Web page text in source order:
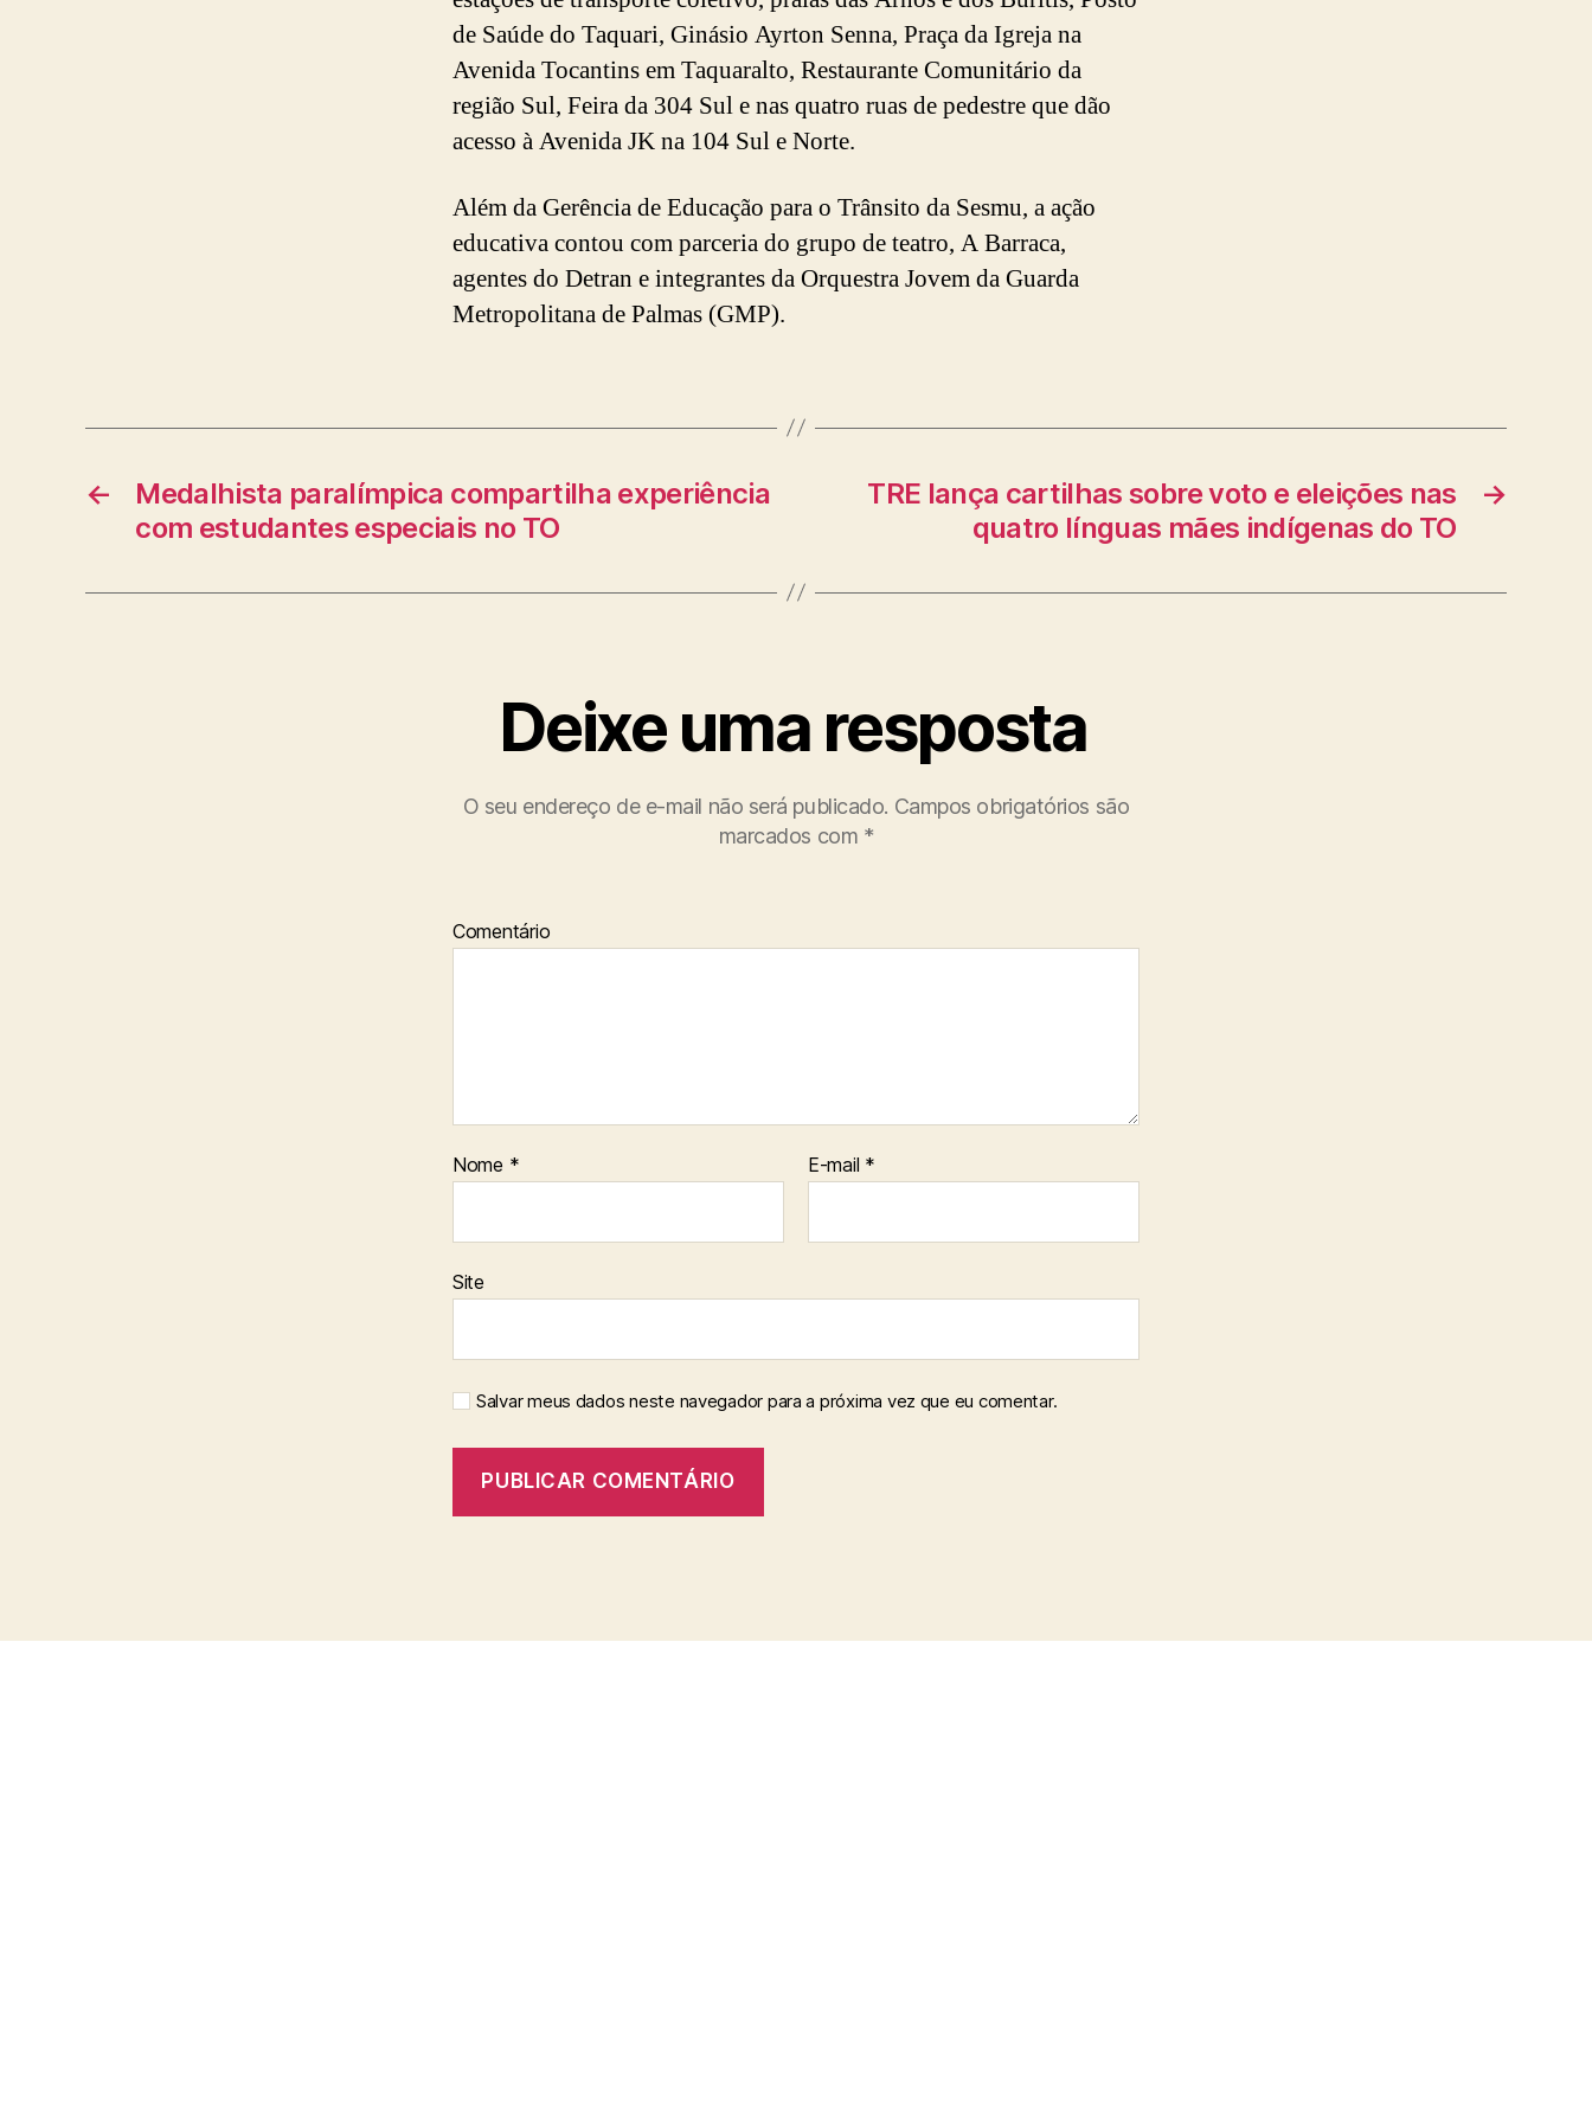
de Saúde do Taquari, Ginásio Ayrton Senna, Praça da Igreja na
Avenida Tocantins em Taquaralto, Restaurante Comunitário da
região Sul, Feira da 304 Sul e nas quatro ruas de pedestre que dão
acesso à Avenida JK na 104 Sul e Norte.
Além da Gerência de Educação para o Trânsito da Sesmu, a ação
educativa contou com parceria do grupo de teatro, A Barraca,
agentes do Detran e integrantes da Orquestra Jovem da Guarda
Metropolitana de Palmas (GMP).
←
Medalhista paralímpica compartilha experiência
com estudantes especiais no TO
→
TRE lança cartilhas sobre voto e eleições nas
quatro línguas mães indígenas do TO
Deixe uma resposta
O seu endereço de e-mail não será publicado. Campos obrigatórios são
marcados com *
Comentário
Nome * E-mail *
Site
Salvar meus dados neste navegador para a próxima vez que eu comentar.